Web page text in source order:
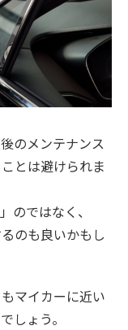
のメンテナンス
とは避けられま
のではなく、
のも良いかもし
マイカーに近い
しょう。